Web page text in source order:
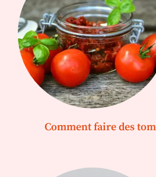
Comment faire des